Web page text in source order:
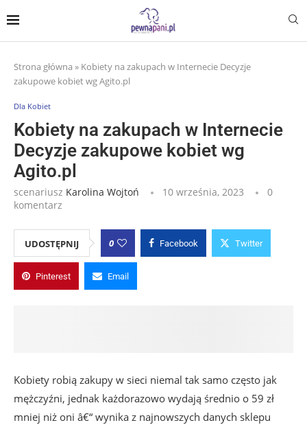
Strona główna » Kobiety na zakupach w Internecie Decyzje
zakupowe kobiet wg Agito.pl
Dla Kobiet
Kobiety na zakupach w Internecie
Decyzje zakupowe kobiet wg
Agito.pl
scenariusz Karolina Wojtoń 10 września, 2023
0
komentarz
UDOSTĘPNIJ 0 Facebook Twitter
Pinterest Email
Kobiety robią zakupy w sieci niemal tak samo często jak
mężczyźni, jednak każdorazowo wydają średnio o 59 zł
mniej niż oni â€“ wynika z najnowszych danych sklepu